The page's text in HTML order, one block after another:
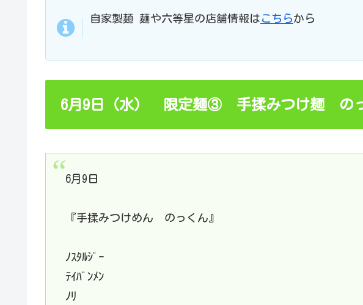
自家製麺 麺や六等星の店舗情報は こちらから
6月9日（水） 限定麺③ 手揉みつけ麺 の
6月9日
『手揉みつけめん のっくん』
ﾉｽﾀﾙｼﾞｰ
ﾃｲﾊﾞﾝﾒﾝ
ﾉﾘ